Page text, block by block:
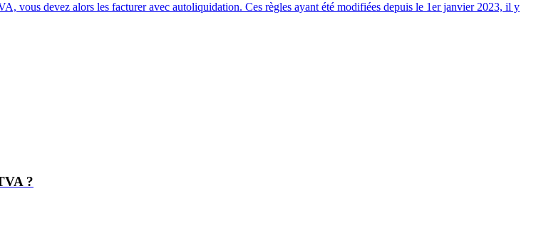
vous devez alors les facturer avec autoliquidation. Ces règles ayant été modifiées depuis le 1er janvier 2023, il y
?